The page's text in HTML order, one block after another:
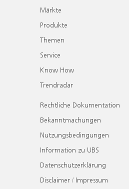
Märkte
Produkte
Themen
Service
Know How
Trendradar
Rechtliche Dokumentation
Bekanntmachungen
Nutzungsbedingungen
Information zu UBS
Datenschutzerklärung
Disclaimer / Impressum